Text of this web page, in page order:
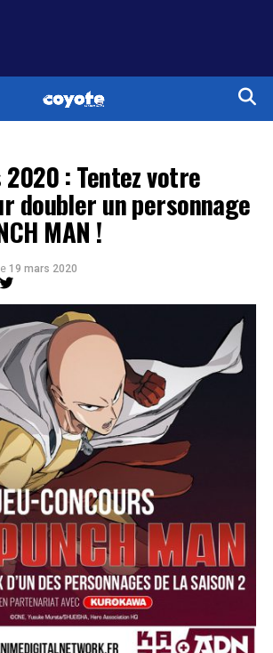
2020 : Tentez votre
doubler un personnage
MAN !
le 19 mars 2020